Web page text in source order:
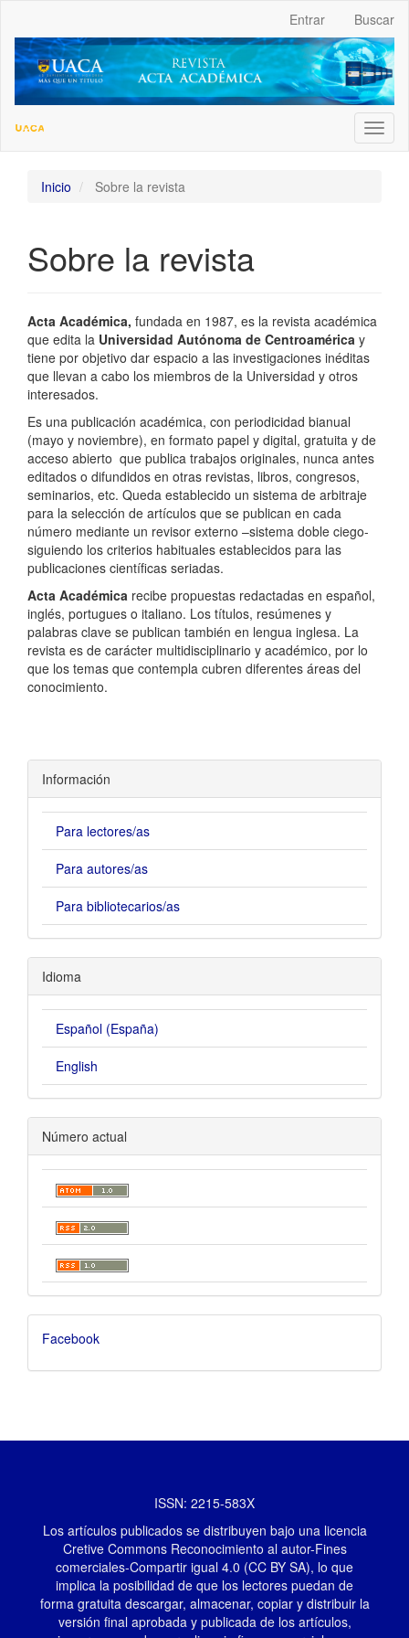
##plugins.themes.bootstrap3.accessible_menu.main_content##
##plugins.themes.bootstrap3.accessible_menu.sidebar##
Entrar Buscar
Inicio Sobre la revista
Sobre la revista
Acta Académica, fundada en 1987, es la revista académica
que edita la Universidad Autónoma de Centroamérica y
tiene por objetivo dar espacio a las investigaciones inéditas
que llevan a cabo los miembros de la Universidad y otros
interesados.
Es una publicación académica, con periodicidad bianual
(mayo y noviembre), en formato papel y digital, gratuita y de
acceso abierto que publica trabajos originales, nunca antes
editados o difundidos en otras revistas, libros, congresos,
seminarios, etc. Queda establecido un sistema de arbitraje
para la selección de artículos que se publican en cada
número mediante un revisor externo –sistema doble ciego-
siguiendo los criterios habituales establecidos para las
publicaciones científicas seriadas.
Acta Académica recibe propuestas redactadas en español,
inglés, portugues o italiano. Los títulos, resúmenes y
palabras clave se publican también en lengua inglesa. La
revista es de carácter multidisciplinario y académico, por lo
que los temas que contempla cubren diferentes áreas del
conocimiento.
Información
Para lectores/as
Para autores/as
Para bibliotecarios/as
Idioma
Español (España)
English
Número actual
Facebook
ISSN: 2215-583X
Los artículos publicados se distribuyen bajo una licencia
Cretive Commons Reconocimiento al autor-Fines
comerciales-Compartir igual 4.0 (CC BY SA), lo que
implica la posibilidad de que los lectores puedan de
forma gratuita descargar, almacenar, copiar y distribuir la
versión final aprobada y publicada de los artículos,